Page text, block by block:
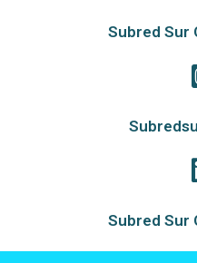
Subred Sur
Subred Sur